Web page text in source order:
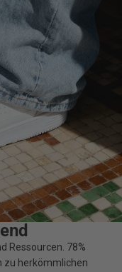
Ressourcen. 78%
zu herkömmlichen